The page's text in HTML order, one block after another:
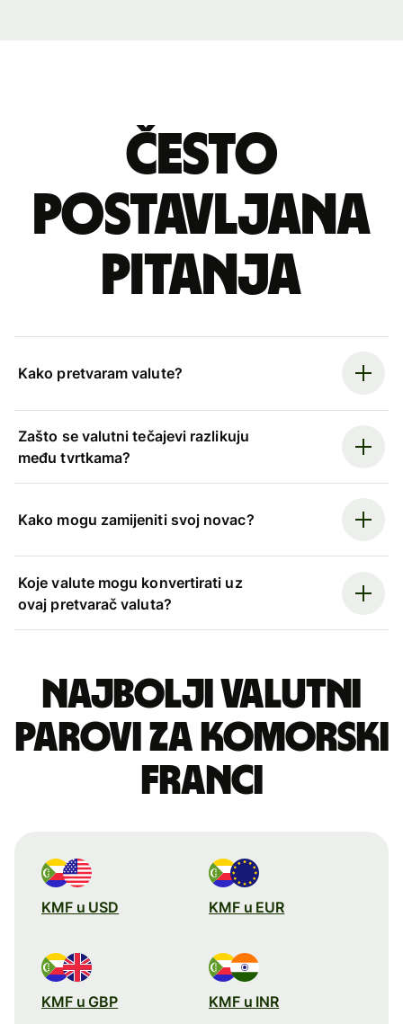
Često
postavljana
pitanja
Kako pretvaram valute?
Zašto se valutni tečajevi razlikuju
među tvrtkama?
Kako mogu zamijeniti svoj novac?
Koje valute mogu konvertirati uz
ovaj pretvarač valuta?
Najbolji valutni
parovi za komorski
franci
KMF u USD KMF u EUR
KMF u GBP KMF u INR